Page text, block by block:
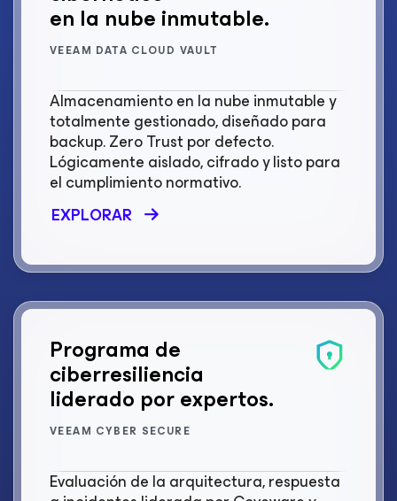
en la nube inmutable.
VEEAM DATA CLOUD VAULT
Almacenamiento en la nube inmutable y
totalmente gestionado, diseñado para
backup. Zero Trust por defecto.
Lógicamente aislado, cifrado y listo para
el cumplimiento normativo.
EXPLORAR
Programa de
ciberresiliencia
liderado por expertos.
VEEAM CYBER SECURE
Evaluación de la arquitectura, respuesta